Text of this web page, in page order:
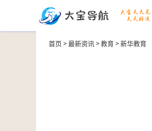
首页>最新资讯>教育>新华教育